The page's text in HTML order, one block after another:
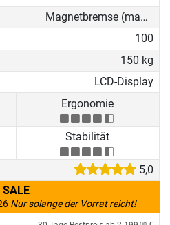
Magnetbremse (manuell)
100
150 kg
LCD-Display
Ergonomie
Stabilität
5,0
SALE
Nur solange der Vorrat reicht!